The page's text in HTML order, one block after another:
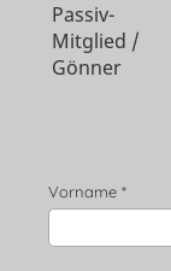
Passiv-
Mitglied /
Gönner
Vorname *